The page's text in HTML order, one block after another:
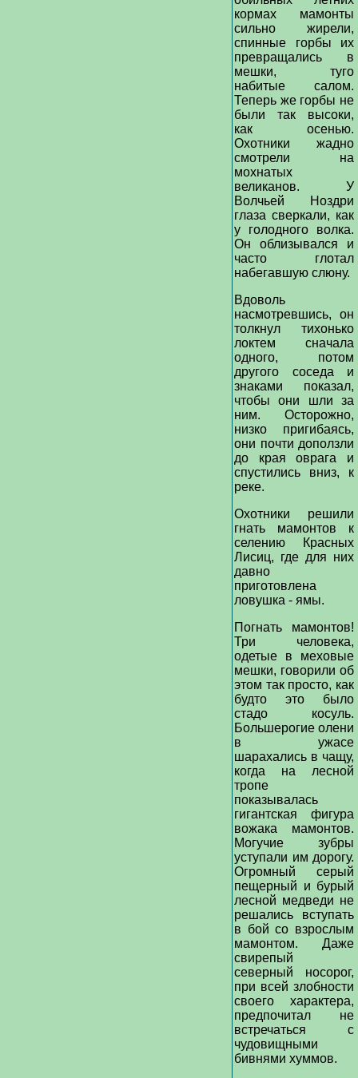
кормах мамонты
сильно жирели,
спинные горбы их
превращались в
мешки, туго
набитые салом.
Теперь же горбы не
были так высоки,
как осенью.
Охотники жадно
смотрели на
мохнатых
великанов. У
Волчьей Ноздри
глаза сверкали, как
у голодного волка.
Он облизывался и
часто глотал
набегавшую слюну.
Вдоволь
насмотревшись, он
толкнул тихонько
локтем сначала
одного, потом
другого соседа и
знаками показал,
чтобы они шли за
ним. Осторожно,
низко пригибаясь,
они почти доползли
до края оврага и
спустились вниз, к
реке.
Охотники решили
гнать мамонтов к
селению Красных
Лисиц, где для них
давно
приготовлена
ловушка - ямы.
Погнать мамонтов!
Три человека,
одетые в меховые
мешки, говорили об
этом так просто, как
будто это было
стадо косуль.
Большерогие олени
в ужасе
шарахались в чащу,
когда на лесной
тропе
показывалась
гигантская фигура
вожака мамонтов.
Могучие зубры
уступали им дорогу.
Огромный серый
пещерный и бурый
лесной медведи не
решались вступать
в бой со взрослым
мамонтом. Даже
свирепый
северный носорог,
при всей злобности
своего характера,
предпочитал не
встречаться с
чудовищными
бивнями хуммов.